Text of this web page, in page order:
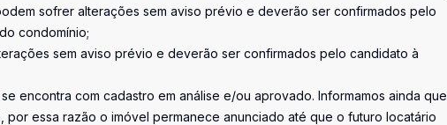
sofrer alterações sem aviso prévio e deverão ser confirmados pelo
condomínio;
sem aviso prévio e deverão ser confirmados pelo candidato à
encontra com cadastro em análise e/ou aprovado. Informamos ainda que
essa razão o imóvel permanece anunciado até que o futuro locatário